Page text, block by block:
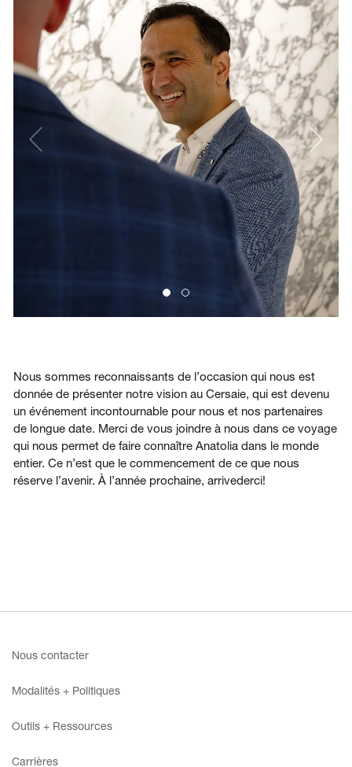
Nous sommes reconnaissants de l’occasion qui nous est
donnée de présenter notre vision au Cersaie, qui est devenu
un événement incontournable pour nous et nos partenaires
de longue date. Merci de vous joindre à nous dans ce voyage
qui nous permet de faire connaître Anatolia dans le monde
entier. Ce n’est que le commencement de ce que nous
réserve l’avenir. À l’année prochaine, arrivederci!
Nous contacter
Modalités + Politiques
Outils + Ressources
Carrières